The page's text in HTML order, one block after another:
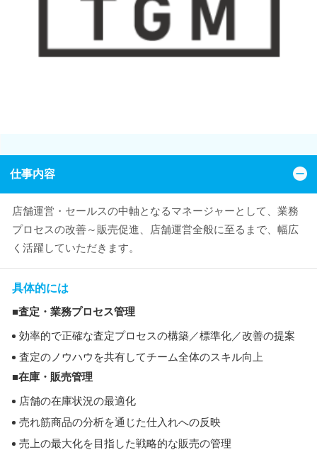
仕事内容
店舗運営・セールスの中軸となるマネージャーとして、業務
プロセスの改善～販売促進、店舗運営全般に至るまで、幅広
く活躍していただきます。
具体的には
■査定・業務プロセス管理
効率的で正確な査定プロセスの構築／標準化／改善の提案
査定のノウハウを共有してチーム全体のスキル向上
■在庫・販売管理
店舗の在庫状況の最適化
売れ筋商品の分析を通じた仕入れへの反映
売上の最大化を目指した戦略的な販売の管理